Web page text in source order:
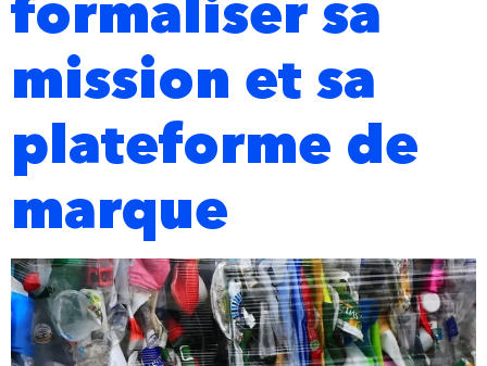
mission et sa
plateforme de
marque